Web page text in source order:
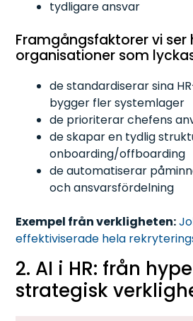
tydligare ansvar
Framgångsfaktorer vi ser
organisationer som
de standardiserar sina
bygger fler systemlager
de prioriterar chefens
de skapar en tydlig
onboarding/offboarding
de automatiserar
och ansvarsfördelning
Exempel från verkligheten:
effektiviserade hela
2. AI i HR: från
strategisk